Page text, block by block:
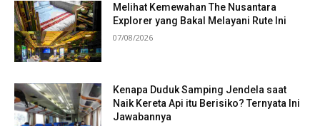
Melihat Kemewahan The Nusantara
Explorer yang Bakal Melayani Rute Ini
07/08/2026
Kenapa Duduk Samping Jendela saat
Naik Kereta Api itu Berisiko? Ternyata Ini
Jawabannya